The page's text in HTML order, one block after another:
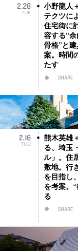
2.28
TUE
小野龍人
テクツに
住宅街に
容する“
骨格”と
案。時間
たす
SHARE
2.16
THU
熊木英雄
る、埼玉
ル」。住
敷地。行
を目指し
を考案。
る
SHARE